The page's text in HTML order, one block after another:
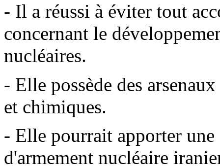
- Il a réussi à éviter tout
concernant le
nucléaires.
- Elle possède des
et chimiques.
- Elle pourrait apporter
d'armement nucléaire